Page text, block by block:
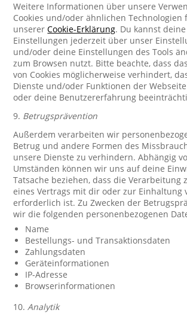
Weitere Informationen über unsere
Cookies und/oder ähnlichen Technologien
unsererCookie-Erklärung. Du kannst deine
Einstellungen jederzeit über unser
und/oder deine Einstellungen des Tools
zum Browsen nutzt. Bitte beachte, dass
von Cookies möglicherweise verhindert,
Dienste und/oder Funktionen der
oder deine Benutzererfahrung
9. Betrugsprävention
Außerdem verarbeiten wir
Betrug und andere Formen des
unsere Dienste zu verhindern. Abhängig
Umständen können wir uns auf deine
Tatsache beziehen, dass die Verarbeitung
eines Vertrags mit dir oder zur Einhaltung
erforderlich ist. Zu Zwecken der
wir die folgenden personenbezogenen
Name
Bestellungs- und Transaktionsdaten
Zahlungsdaten
Geräteinformationen
IP-Adresse
Browserinformationen
10.Analytik